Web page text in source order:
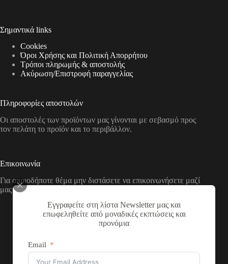
Εγγραφείτε στη λίστα Newsletter μας και
επωφεληθείτε από μοναδικές εκπτώσεις και
προνόμια
Email
Σημαντικά links
Cookies
Όροι Χρήσης και Πολιτική Απορρήτου
Τρόποι πληρωμής & αποστολής
Aκύρωση/Επιστροφή παραγγελίας
Πληροφορίες αποστολών
Οι αποστολές των προϊόντων μας γίνονται με σεβασμό προς
τον πελάτη το προϊόν και το περιβάλλον.
Επικοινωνία
Για οποιοδήποτε θέμα μην διστάσετε να επικοινωνήσετε μαζί
μας με τους παρακάτω τρόπους
Διεύθυνση:
Νικολάου Χάσου 19, ΤΚ 53100, Φλώρινα,
Τηλέφωνο:
+30 2385 503290